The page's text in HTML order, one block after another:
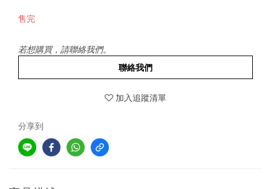
售完
若想購買，請聯絡我們。
聯絡我們
加入追蹤清單
分享到